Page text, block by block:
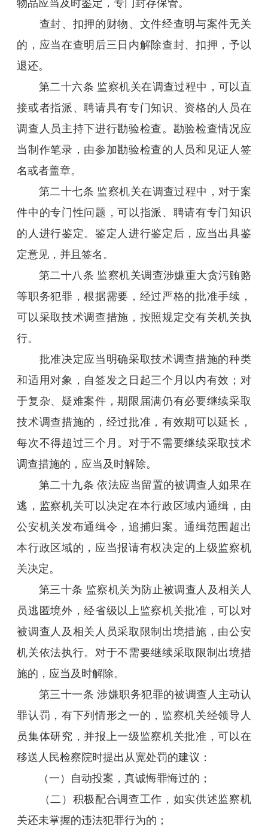
查封、扣押的财物、文件经查明与案件无关
的，应当在查明后三日内解除查封、扣押，予以
退还。
第二十六条 监察机关在调查过程中，可以直
接或者指派、聘请具有专门知识、资格的人员在
调查人员主持下进行勘验检查。勘验检查情况应
当制作笔录，由参加勘验检查的人员和见证人签
名或者盖章。
第二十七条 监察机关在调查过程中，对于案
件中的专门性问题，可以指派、聘请有专门知识
的人进行鉴定。鉴定人进行鉴定后，应当出具鉴
定意见，并且签名。
第二十八条 监察机关调查涉嫌重大贪污贿赂
等职务犯罪，根据需要，经过严格的批准手续，
可以采取技术调查措施，按照规定交有关机关执
行。
批准决定应当明确采取技术调查措施的种类
和适用对象，自签发之日起三个月以内有效；对
于复杂、疑难案件，期限届满仍有必要继续采取
技术调查措施的，经过批准，有效期可以延长，
每次不得超过三个月。对于不需要继续采取技术
调查措施的，应当及时解除。
第二十九条 依法应当留置的被调查人如果在
逃，监察机关可以决定在本行政区域内通缉，由
公安机关发布通缉令，追捕归案。通缉范围超出
本行政区域的，应当报请有权决定的上级监察机
关决定。
第三十条 监察机关为防止被调查人及相关人
员逃匿境外，经省级以上监察机关批准，可以对
被调查人及相关人员采取限制出境措施，由公安
机关依法执行。对于不需要继续采取限制出境措
施的，应当及时解除。
第三十一条 涉嫌职务犯罪的被调查人主动认
罪认罚，有下列情形之一的，监察机关经领导人
员集体研究，并报上一级监察机关批准，可以在
移送人民检察院时提出从宽处罚的建议：
（一）自动投案，真诚悔罪悔过的；
（二）积极配合调查工作，如实供述监察机
关还未掌握的违法犯罪行为的；